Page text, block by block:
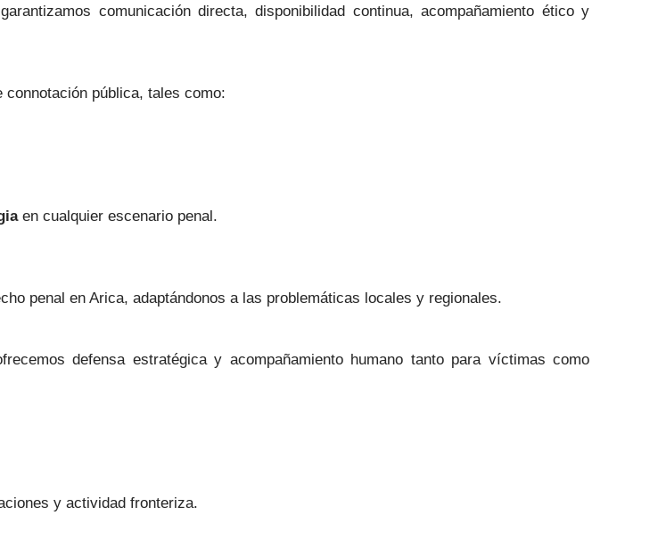
comunicación directa, disponibilidad continua, acompañamiento ético y
pública, tales como:
en cualquier escenario penal.
penal en Arica, adaptándonos a las problemáticas locales y regionales.
defensa estratégica y acompañamiento humano tanto para víctimas como
y actividad fronteriza.